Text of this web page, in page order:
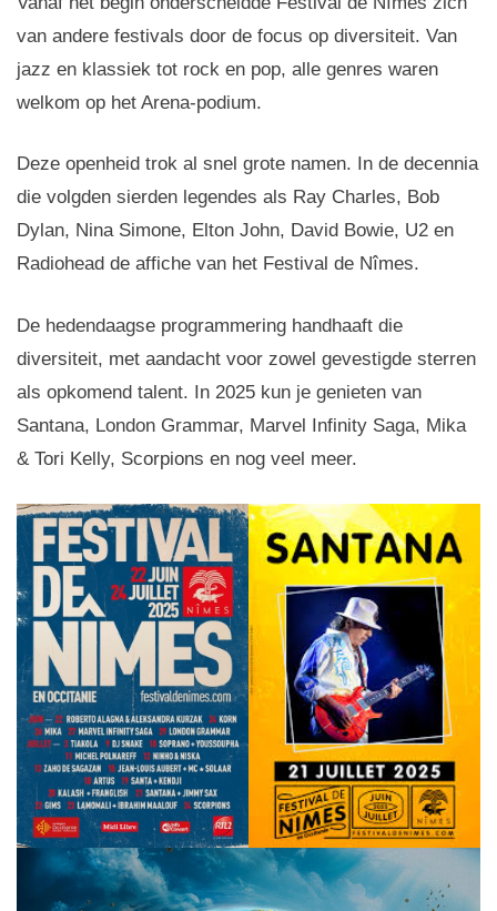
van andere festivals door de focus op diversiteit. Van
jazz en klassiek tot rock en pop, alle genres waren
welkom op het Arena-podium.
Deze openheid trok al snel grote namen. In de decennia
die volgden sierden legendes als Ray Charles, Bob
Dylan, Nina Simone, Elton John, David Bowie, U2 en
Radiohead de affiche van het Festival de Nîmes.
De hedendaagse programmering handhaaft die
diversiteit, met aandacht voor zowel gevestigde sterren
als opkomend talent. In 2025 kun je genieten van
Santana, London Grammar, Marvel Infinity Saga, Mika
& Tori Kelly, Scorpions en nog veel meer.